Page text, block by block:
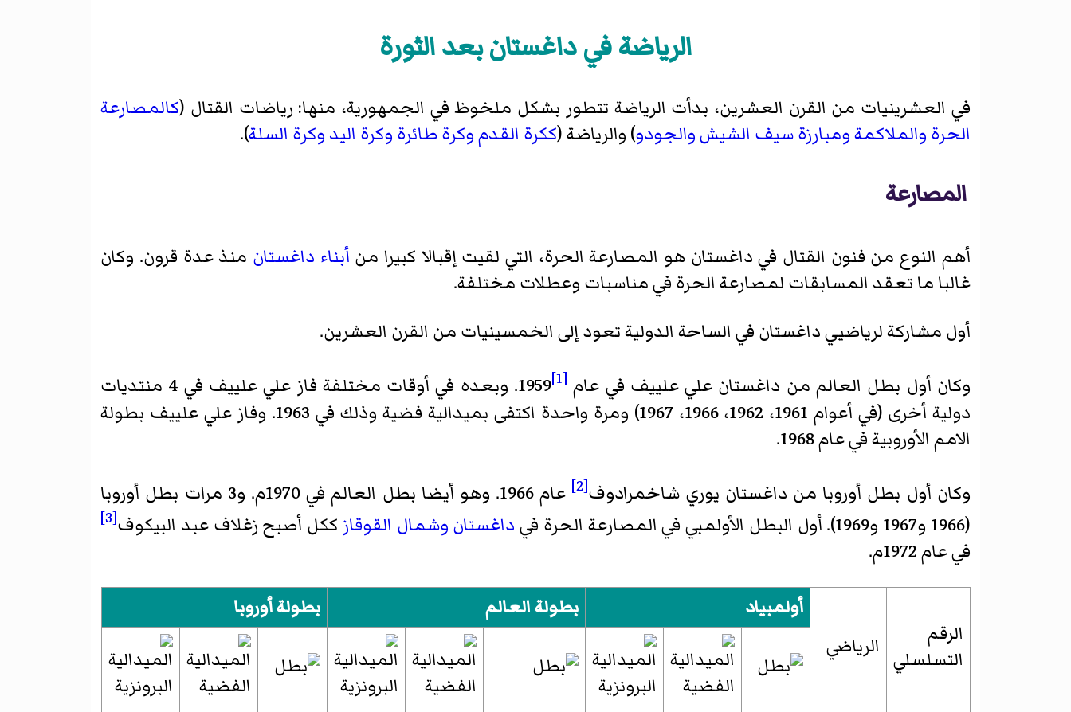
الرياضة في داغستان بعد الثورة
في العشرينيات من القرن العشرين، بدأت الرياضة تتطور بشكل ملخوظ في الجمهورية، منها: رياضات القتال (كالمصارعة
الحرة والملاكمةومبارزة سيف الشيشوالجودو) والرياضة (ككرة القدموكرة طائرة وكرة اليد وكرة السلة).
المصارعة
أهم النوع من فنون القتال في داغستان هو المصارعة الحرة، التي لقيت إقبالا كبيرا من أبناء داغستان منذ عدة قرون. وكان
غالبا ما تعقد المسابقات لمصارعة الحرة في مناسبات وعطلات مختلفة.
أول مشاركة لرياضيي داغستان في الساحة الدولية تعود إلى الخمسينيات من القرن العشرين.
وكان أول بطل العالم من داغستان علي علييف في عام [1] 1959. وبعده في أوقات مختلفة فاز علي علييف
في 4 منتديات
دولية أخرى (في أعوام 1961، 1962، 1966، 1967) ومرة واحدة اكتفى بميدالية فضية وذلك في 1963. وفاز علي علييف بطولة
الامم الأوروبية في عام 1968.
وكان أول بطل أوروبا من داغستان يوري شاخمرادوف[2]
عام 1966. وهو أيضا بطل العالم في 1970م. و3 مرات بطل أوروبا
(1966 و1967 و1969). أول البطل الأولمبي في المصارعة الحرة في
داغستان وشمال القوقاز ككل أصبح زغلاف عبد البيكوف[3]
في عام 1972م.
الرقم
التسلسلي
الرياضي
أولمبياد بطولة العالم بطولة أوروبا